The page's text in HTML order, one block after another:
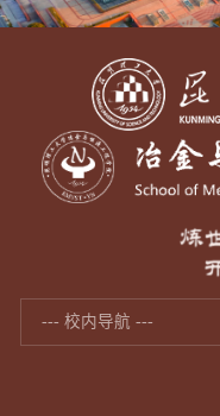
--- 校内导航 ---